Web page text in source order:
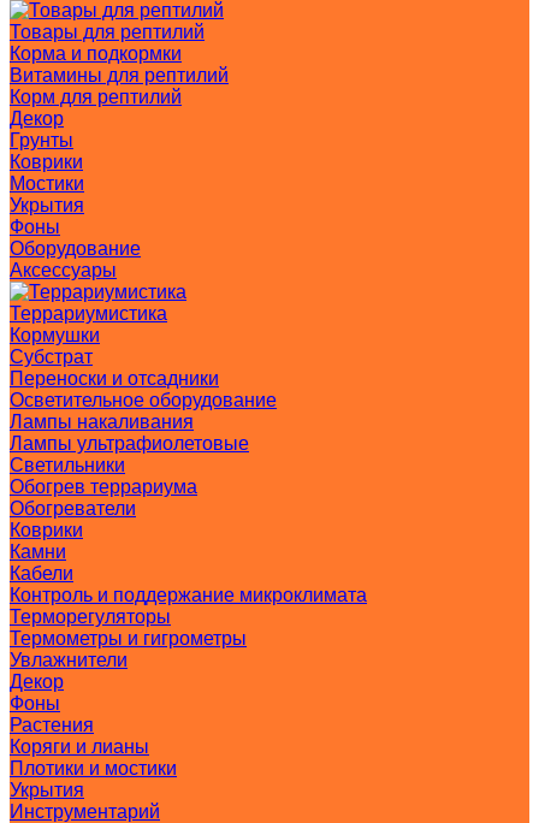
Товары для рептилий
Корма и подкормки
Витамины для рептилий
Корм для рептилий
Декор
Грунты
Коврики
Мостики
Укрытия
Фоны
Оборудование
Аксессуары
Террариумистика
Кормушки
Субстрат
Переноски и отсадники
Осветительное оборудование
Лампы накаливания
Лампы ультрафиолетовые
Светильники
Обогрев террариума
Обогреватели
Коврики
Камни
Кабели
Контроль и поддержание микроклимата
Терморегуляторы
Термометры и гигрометры
Увлажнители
Декор
Фоны
Растения
Коряги и лианы
Плотики и мостики
Укрытия
Инструментарий